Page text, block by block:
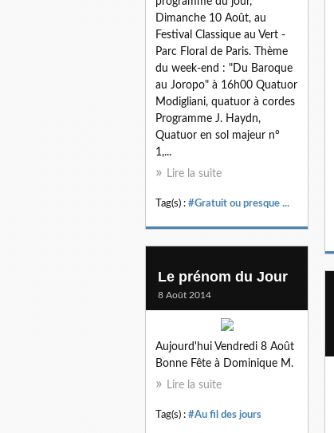
Dimanche 10 Août, au
Festival Classique au Vert -
Parc Floral de Paris. Thème
du week-end : "Du Baroque
au Joropo" à 16h00 Quatuor
Modigliani, quatuor à cordes
Programme J. Haydn,
Quatuor en sol majeur n°
1,...
Lire la suite
Tag(s) : #Gratuit ou presque ...
Le prénom du Jour
8 Août 2014
Aujourd'hui Vendredi 8 Août
Bonne Fête à Dominique M.
Lire la suite
Tag(s) : #Au fil des jours